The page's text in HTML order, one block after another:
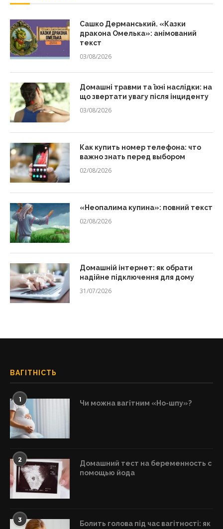
Сашко Дерманський. «Казки
дракона Омелька»: анімований
текст
03/08/2026
Домашні травми та їхні наслідки: на
що звертати увагу після інциденту
03/08/2026
Как купить номер телефона: что
важно знать перед выбором
02/08/2026
«Неопалима купина»: повний текст
02/08/2026
Домашній інтернет: як обрати
надійне підключення для дому
31/07/2026
ВАГІТНІСТЬ
1 Чи можна вагітним «Но-шпу»?
2
Домашний тест на беременность с
помощью йода
3
Болить голова під час вагітності: як